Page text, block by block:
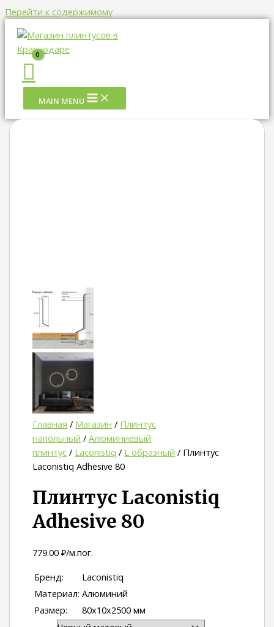
Перейти к содержимому
MAIN MENU
Главная / Магазин / Плинтус
напольный /Алюминиевый
плинтус / Laconistiq / L образный / Плинтус
Laconistiq Adhesive 80
Плинтус Laconistiq
Adhesive 80
779.00₽/м.пог.
Бренд:
Laconistiq
Материал: Алюминий
Размер:
80х10х2500 мм